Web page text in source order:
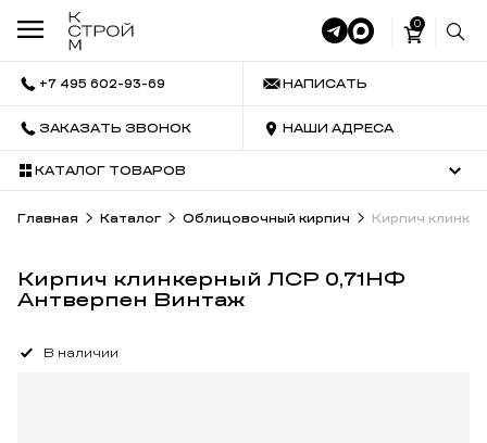
0
+7 495 602-93-69 НАПИСАТЬ
ЗАКАЗАТЬ ЗВОНОК НАШИ АДРЕСА
КАТАЛОГ ТОВАРОВ
Главная Каталог Облицовочный кирпич Кирпич
Кирпич клинкерный ЛСР 0,71НФ
Антверпен Винтаж
В наличии